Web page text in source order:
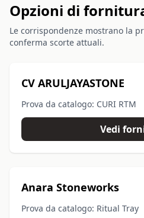
Opzioni di
Le corrispondenze mostrano la
conferma scorte attuali.
CV ARULJAYASTONE
Prova da catalogo: CURI RTM
Vedi
Anara Stoneworks
Prova da catalogo: Ritual Tray